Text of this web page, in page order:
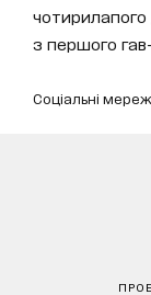
чотирилапого
з першого
Соціальні